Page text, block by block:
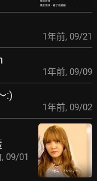
1年前, 09/21
1年前, 09/09
:)
1年前, 09/02
, 09/01